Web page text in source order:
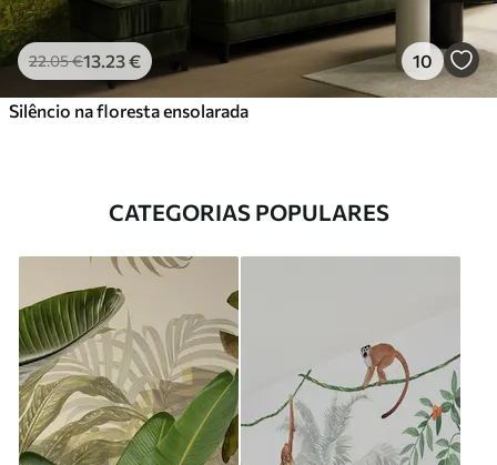
22.05€13.23€ 10
Silêncio na floresta ensolarada
CATEGORIAS POPULARES